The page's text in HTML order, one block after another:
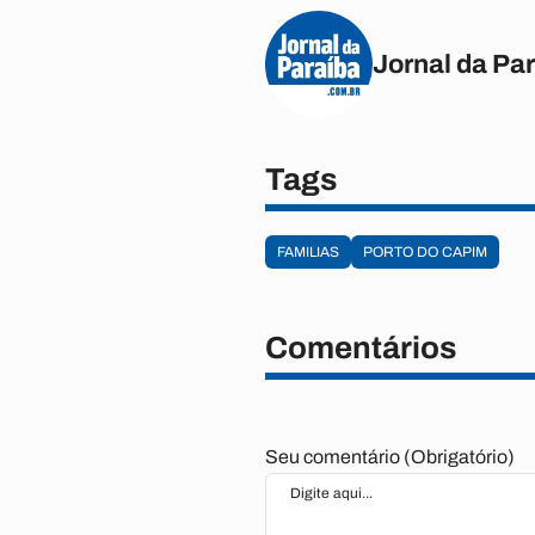
Jornal da
Tags
FAMILIAS PORTO DO CAPIM
Comentários
Seu comentário (Obrigatório)